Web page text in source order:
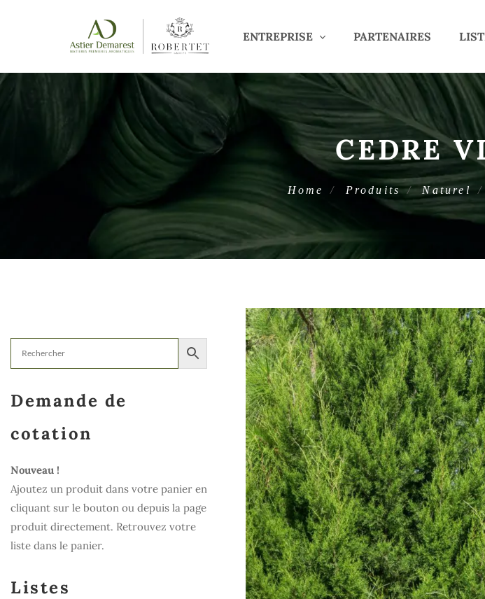
ENTREPRISE PARTENAIRES
CEDRE
Home Produits Naturel
Demande de
cotation
Nouveau !
Ajoutez un produit dans votre panier en
cliquant sur le bouton ou depuis la page
produit directement. Retrouvez votre
liste dans le panier.
Listes